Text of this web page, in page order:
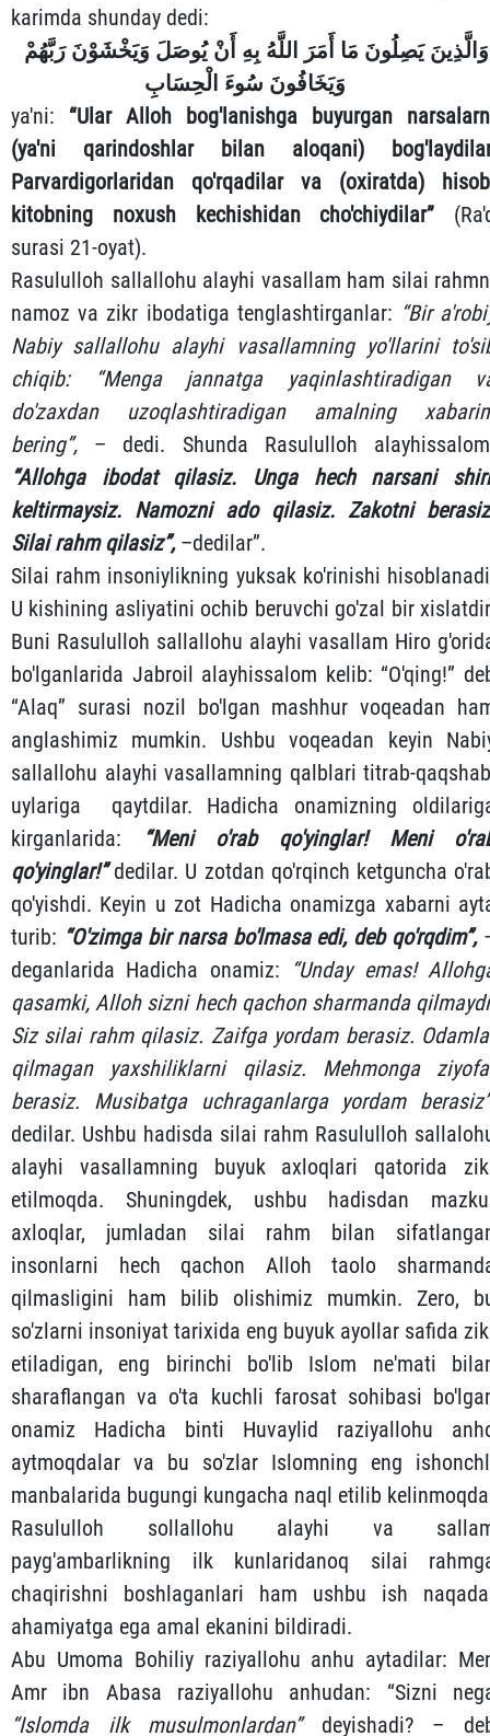
karimda shunday dedi:
ya'ni: “Ular Alloh bog'lanishga buyurgan
(ya'ni qarindoshlar bilan aloqani)
Parvardigorlaridan qo'rqadilar va (oxiratda)
kitobning noxush kechishidan cho'chiydilar”
surasi 21-oyat).
Rasululloh sallallohu alayhi vasallam ham silai
namoz va zikr ibodatiga tenglashtirganlar: “Bir
Nabiy sallallohu alayhi vasallamning yo'llarini
chiqib: “Menga jannatga yaqinlashtiradigan
do'zaxdan uzoqlashtiradigan amalning
bering”, – dedi. Shunda Rasululloh
“Allohga ibodat qilasiz. Unga hech narsani
keltirmaysiz. Namozni ado qilasiz. Zakotni
Silai rahm qilasiz”,–dedilar”.
Silai rahm insoniylikning yuksak ko'rinishi
U kishining asliyatini ochib beruvchi go'zal bir
Buni Rasululloh sallallohu alayhi vasallam Hiro
bo'lganlarida Jabroil alayhissalom kelib: “O'qing!”
“Alaq” surasi nozil bo'lgan mashhur voqeadan
anglashimiz mumkin. Ushbu voqeadan keyin
sallallohu alayhi vasallamning qalblari titrab-
uylariga qaytdilar. Hadicha onamizning
kirganlarida:
“Meni o'rab qo'yinglar! Meni
qo'yinglar!”dedilar. U zotdan qo'rqinch ketguncha
qo'yishdi. Keyin u zot Hadicha onamizga xabarni
turib: “O'zimga bir narsa bo'lmasa edi, deb qo'rqdim”,
deganlarida Hadicha onamiz: “Unday emas!
qasamki, Alloh sizni hech qachon sharmanda
Siz silai rahm qilasiz. Zaifga yordam berasiz.
qilmagan yaxshiliklarni qilasiz. Mehmonga
berasiz. Musibatga uchraganlarga yordam
dedilar. Ushbu hadisda silai rahm Rasululloh
alayhi vasallamning buyuk axloqlari qatorida
etilmoqda. Shuningdek, ushbu hadisdan
axloqlar, jumladan silai rahm bilan
insonlarni hech qachon Alloh taolo
qilmasligini ham bilib olishimiz mumkin. Zero,
so'zlarni insoniyat tarixida eng buyuk ayollar safida
etiladigan, eng birinchi bo'lib Islom ne'mati
sharaflangan va o'ta kuchli farosat sohibasi
onamiz Hadicha binti Huvaylid raziyallohu
aytmoqdalar va bu so'zlar Islomning eng
manbalarida bugungi kungacha naql etilib
Rasululloh sollallohu alayhi va
payg'ambarlikning ilk kunlaridanoq silai
chaqirishni boshlaganlari ham ushbu ish
ahamiyatga ega amal ekanini bildiradi.
Abu Umoma Bohiliy raziyallohu anhu aytadilar:
Amr ibn Abasa raziyallohu anhudan: “Sizni
“Islomda ilk musulmonlardan”deyishadi? –